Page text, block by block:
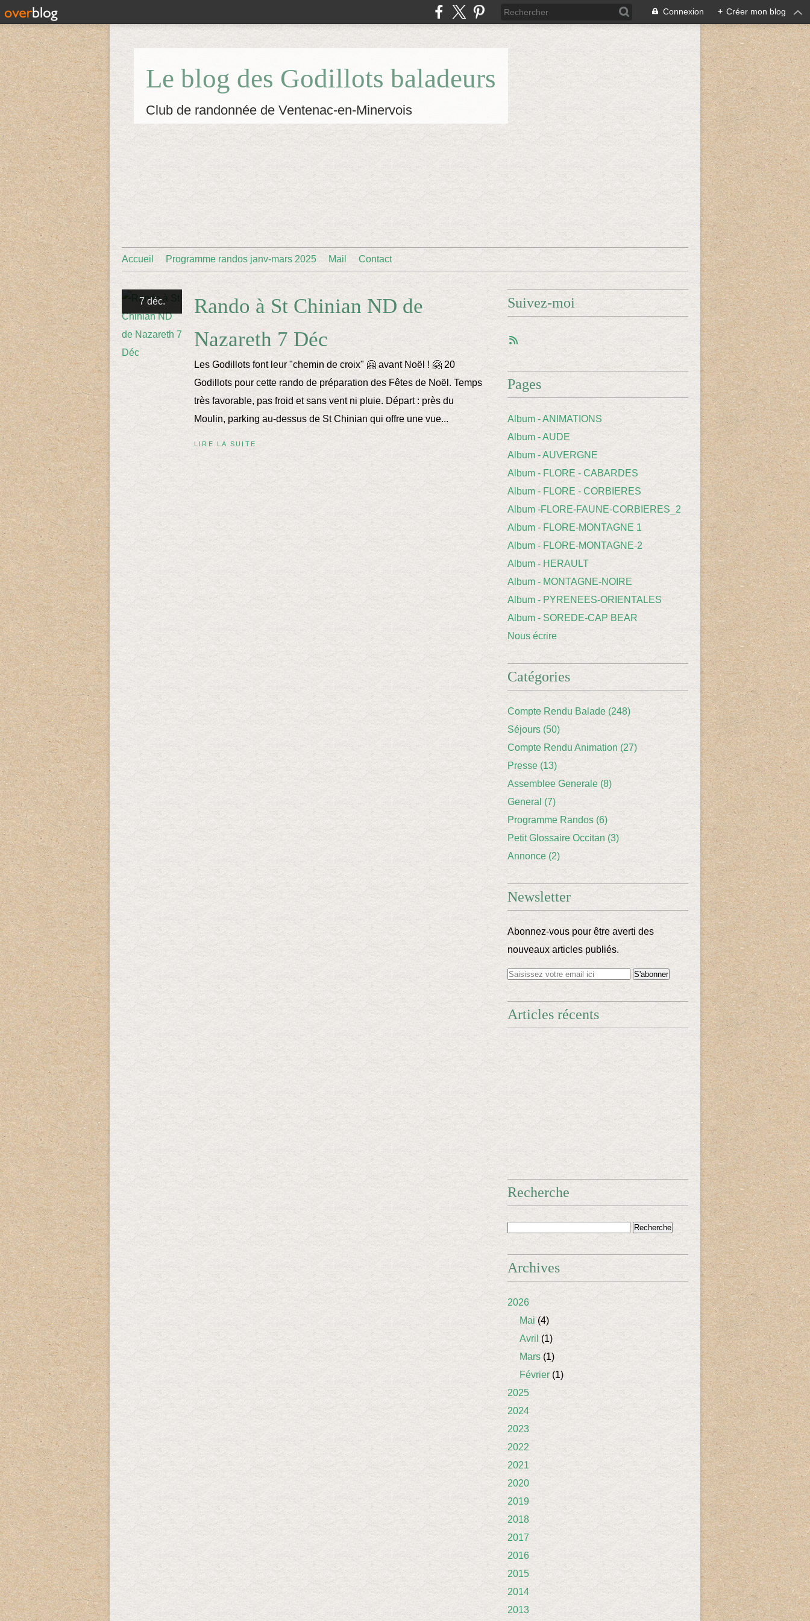
Connexion + Créer mon blog
Le blog des Godillots baladeurs
Club de randonnée de Ventenac-en-Minervois
Accueil Programme randos janv-mars 2025 Mail Contact
7 déc.
Rando à St Chinian ND de
Nazareth 7 Déc
Les Godillots font leur "chemin de croix" 🤗 avant Noël ! 🤗 20
Godillots pour cette rando de préparation des Fêtes de Noël. Temps
très favorable, pas froid et sans vent ni pluie. Départ : près du
Moulin, parking au-dessus de St Chinian qui offre une vue...
LIRE LA SUITE
Suivez-moi
Pages
Album - ANIMATIONS
Album - AUDE
Album - AUVERGNE
Album - FLORE - CABARDES
Album - FLORE - CORBIERES
Album -FLORE-FAUNE-CORBIERES_2
Album - FLORE-MONTAGNE 1
Album - FLORE-MONTAGNE-2
Album - HERAULT
Album - MONTAGNE-NOIRE
Album - PYRENEES-ORIENTALES
Album - SOREDE-CAP BEAR
Nous écrire
Catégories
Compte Rendu Balade (248)
Séjours (50)
Compte Rendu Animation (27)
Presse (13)
Assemblee Generale (8)
General (7)
Programme Randos (6)
Petit Glossaire Occitan (3)
Annonce (2)
Newsletter
Abonnez-vous pour être averti des
nouveaux articles publiés.
Articles récents
Recherche
Archives
2026
Mai (4)
Avril (1)
Mars (1)
Février (1)
2025
2024
2023
2022
2021
2020
2019
2018
2017
2016
2015
2014
2013